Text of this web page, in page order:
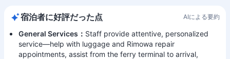
宿泊者に好評だった点 AIによる要約
General Services： Staff provide attentive, personalized
service—help with luggage and Rimowa repair
appointments, assist from the ferry terminal to arrival,